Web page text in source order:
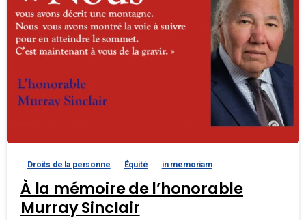
Droits de la personne Équité in memoriam
À la mémoire de l’honorable
Murray Sinclair